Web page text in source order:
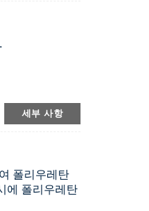
세부 사항
폴리우레탄
에 폴리우레탄